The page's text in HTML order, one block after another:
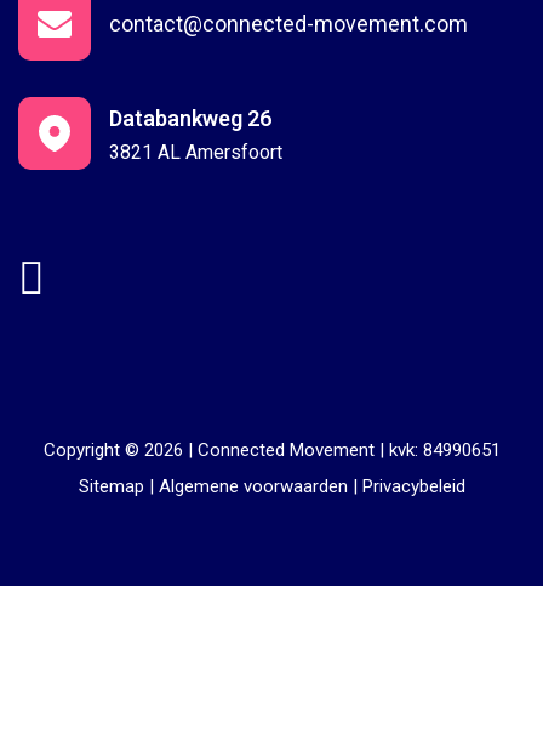
contact@connected-movement.com
3821 AL Amersfoort
Databankweg 26
Copyright © 2026 | Connected Movement| kvk: 84990651
Sitemap | Algemene voorwaarden | Privacybeleid